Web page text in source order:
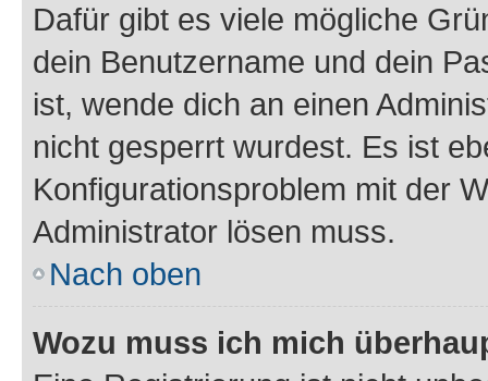
Dafür gibt es viele mögliche
dein Benutzername und dein
ist, wende dich an einen
nicht gesperrt wurdest. Es ist
Konfigurationsproblem mit der
Administrator lösen muss.
Nach oben
Wozu muss ich mich